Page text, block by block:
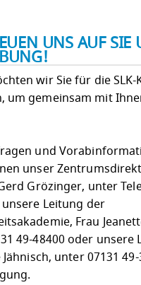
UNS AUF SIE
wir Sie für die SLK-
um gemeinsam mit
und
unser
Grözinger, unter
unsere Leitung der
Frau
49-48400 oder unsere
Jähnisch, unter 07131